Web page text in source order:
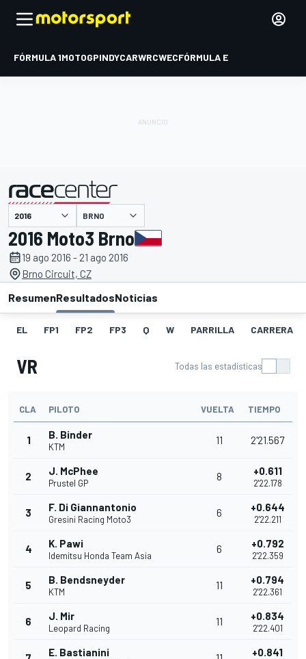
FÓRMULA 1MOTOGPINDYCARWRCWECFÓRMULA E
presentado por BRNO
2016 Moto3 Brno
19 ago 2016 - 21 ago 2016
Brno Circuit, CZ
ResumenResultadosNoticias
EL FP1 FP2 FP3 Q W PARRILLA CARRERA
VR Todas las estadísticas
CLA PILOTO VUELTA TIEMPO
1 B. Binder
KTM
11 2'21.567
2 J. McPhee
Prustel GP
8 +0.611
2'22.178
3 F. Di Giannantonio
Gresini Racing Moto3
6 +0.644
2'22.211
4 K. Pawi
Idemitsu Honda Team Asia
6 +0.792
2'22.359
5 B. Bendsneyder
KTM
11 +0.794
2'22.361
6 J. Mir
Leopard Racing
11 +0.834
2'22.401
E. Bastianini +0.841